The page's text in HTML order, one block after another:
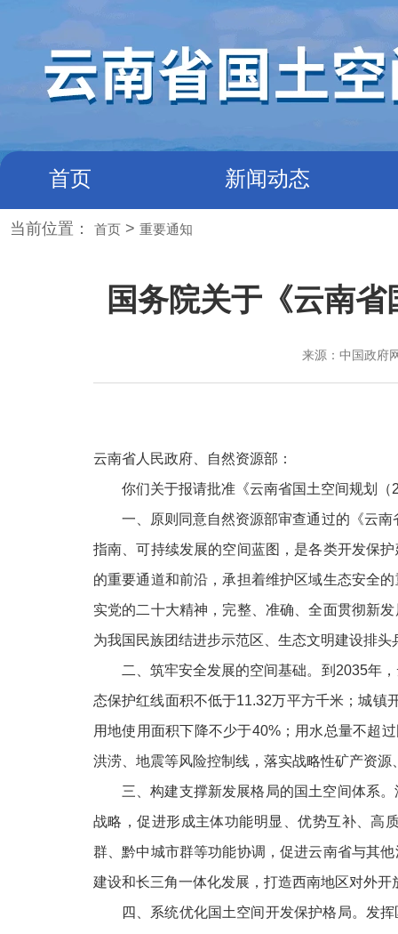
首页 新闻动态
当前位置： 首页 > 重要通知
国务院关于《云南
来源：中国政
云南省人民政府、自然资源部：
你们关于报请批准《云南省国土空间规划
一、原则同意自然资源部审查通过的《云
指南、可持续发展的空间蓝图，是各类开发保
的重要通道和前沿，承担着维护区域生态安全
实党的二十大精神，完整、准确、全面贯彻新
为我国民族团结进步示范区、生态文明建设排
二、筑牢安全发展的空间基础。到2035年
态保护红线面积不低于11.32万平方千米；城镇
用地使用面积下降不少于40%；用水总量不超
洪涝、地震等风险控制线，落实战略性矿产资
三、构建支撑新发展格局的国土空间体系
战略，促进形成主体功能明显、优势互补、高
群、黔中城市群等功能协调，促进云南省与其
建设和长三角一体化发展，打造西南地区对外
四、系统优化国土空间开发保护格局。发